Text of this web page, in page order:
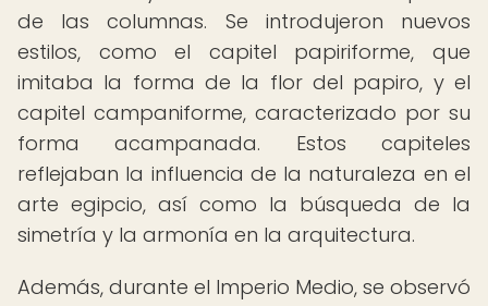
de las columnas. Se introdujeron nuevos
estilos, como el capitel papiriforme, que
imitaba la forma de la flor del papiro, y el
capitel campaniforme, caracterizado por su
forma acampanada. Estos capiteles
reflejaban la influencia de la naturaleza en el
arte egipcio, así como la búsqueda de la
simetría y la armonía en la arquitectura.
Además, durante el Imperio Medio, se observó